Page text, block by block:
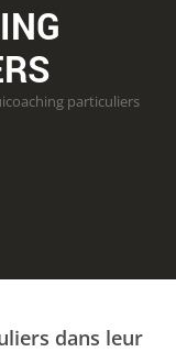
particuliers
dans leur